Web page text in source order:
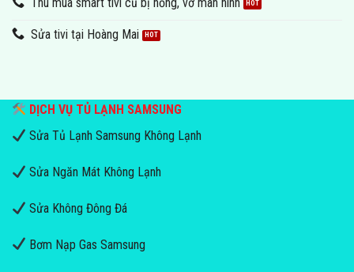
Sửa tivi tại Hoàng Mai
DỊCH VỤ TỦ LẠNH SAMSUNG
Sửa Tủ Lạnh Samsung Không Lạnh
Sửa Ngăn Mát Không Lạnh
Sửa Không Đông Đá
Bơm Nạp Gas Samsung